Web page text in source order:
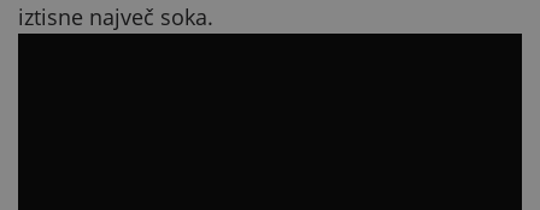
iztisne največ soka.